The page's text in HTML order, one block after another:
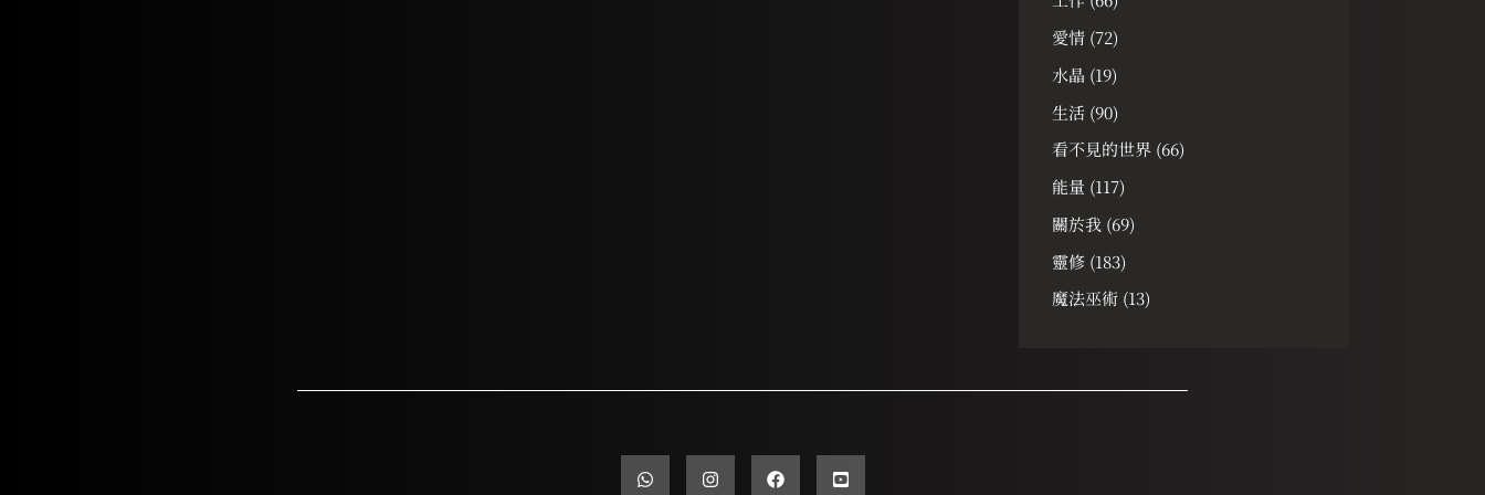
愛情(72)
水晶 (19)
生活(90)
看不見的世界(66)
能量 (117)
關於我(69)
靈修(183)
魔法巫術(13)